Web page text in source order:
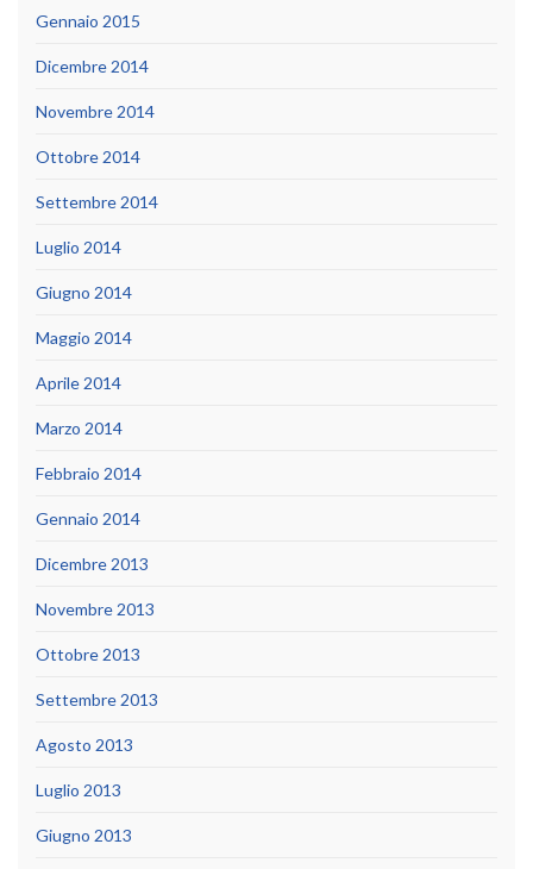
Gennaio 2015
Dicembre 2014
Novembre 2014
Ottobre 2014
Settembre 2014
Luglio 2014
Giugno 2014
Maggio 2014
Aprile 2014
Marzo 2014
Febbraio 2014
Gennaio 2014
Dicembre 2013
Novembre 2013
Ottobre 2013
Settembre 2013
Agosto 2013
Luglio 2013
Giugno 2013